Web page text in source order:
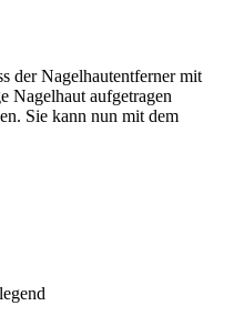
der Nagelhautentferner mit
Nagelhaut aufgetragen
Sie kann nun mit dem
werden, um so die spröde
Die Anwendung eignet